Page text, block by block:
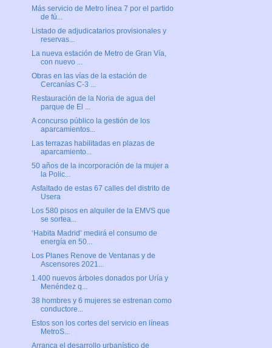
Más servicio de Metro línea 7 por el partido
de fú...
Listado de adjudicatarios provisionales y
reservas...
La nueva estación de Metro de Gran Vía,
con nuevo ...
Obras en las vías de la estación de
Cercanías C-3 ...
Restauración de la Noria de agua del
parque de El ...
A concurso público la gestión de los
aparcamientos...
Las terrazas habilitadas en plazas de
aparcamiento...
50 años de la incorporación de la mujer a
la Polic...
Asfaltado de estas 67 calles del distrito de
Usera
Los 580 pisos en alquiler de la EMVS que
se sortea...
‘Habita Madrid’ medirá el consumo de
energía en 50...
Los Planes Renove de Ventanas y de
Ascensores 2021...
1.400 nuevos árboles donados por Uría y
Menéndez q...
38 hombres y 6 mujeres se estrenan como
conductore...
Estos son los cortes del servicio en líneas
MetroS...
Arranca el desarrollo urbanístico de